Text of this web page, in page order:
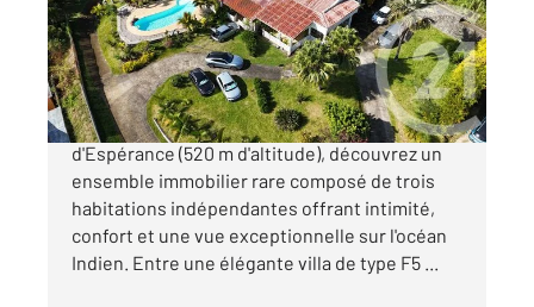
Maison à vendre
850 650 €
À Sainte-Marie, dans le secteur prisé
d'Espérance (520 m d'altitude), découvrez un
ensemble immobilier rare composé de trois
habitations indépendantes offrant intimité,
confort et une vue exceptionnelle sur l'océan
Indien. Entre une élégante villa de type F5 ...